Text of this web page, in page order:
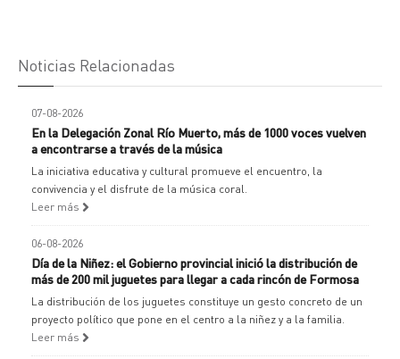
Noticias Relacionadas
07-08-2026
En la Delegación Zonal Río Muerto, más de 1000 voces vuelven
a encontrarse a través de la música
La iniciativa educativa y cultural promueve el encuentro, la
convivencia y el disfrute de la música coral.
Leer más
06-08-2026
Día de la Niñez: el Gobierno provincial inició la distribución de
más de 200 mil juguetes para llegar a cada rincón de Formosa
La distribución de los juguetes constituye un gesto concreto de un
proyecto político que pone en el centro a la niñez y a la familia.
Leer más